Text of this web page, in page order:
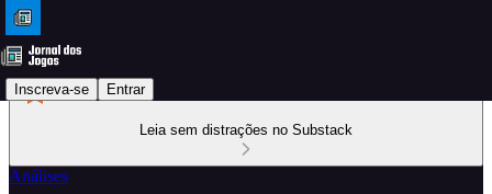
Inscreva-se Entrar
Leia sem distrações no Substack
Análises